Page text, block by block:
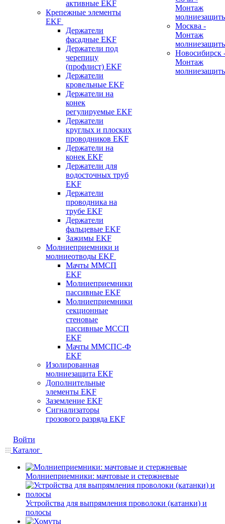
активные EKF
Крепежные элементы
EKF
Держатели
фасадные EKF
Держатели под
черепицу
(профлист) EKF
Держатели
кровельные EKF
Держатели на
конек
регулируемые EKF
Держатели
круглых и плоских
проводников EKF
Держатели на
конек EKF
Держатели для
водосточных труб
EKF
Держатели
проводника на
трубе EKF
Держатели
фальцевые EKF
Зажимы EKF
Молниеприемники и
молниеотводы EKF
Мачты ММСП
EKF
Молниеприемники
пассивные EKF
Молниеприемники
секционные
стеновые
пассивные МССП
EKF
Мачты ММСПС-Ф
EKF
Изолированная
молниезащита EKF
Дополнительные
элементы EKF
Заземление EKF
Сигнализаторы
грозового разряда EKF
Монтаж
Москва -
Монтаж
Новосибирск
Монтаж
Войти
Каталог
Молниеприемники: мачтовые и стержневые
Устройства для выпрямления проволоки (катанки) и
полосы